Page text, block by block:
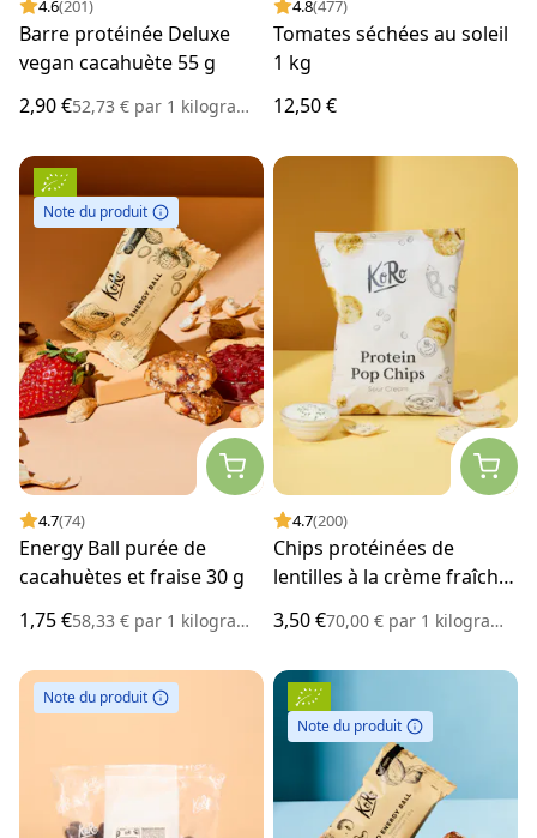
4.6(201)
Barre protéinée Deluxe
vegan cacahuète 55 g
2,90 €52,73 € par 1 kilogramme
4.8(477)
Tomates séchées au soleil
1 kg
12,50 €
Note du produit
4.7(74)
Energy Ball purée de
cacahuètes et fraise 30 g
1,75 €58,33 € par 1 kilogramme
4.7(200)
Chips protéinées de
lentilles à la crème fraîche
3,50 €70,00 € par 1 kilogramme
Note du produit
Note du produit